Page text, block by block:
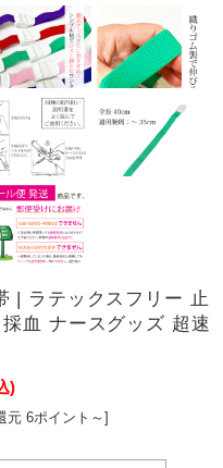
| ラテックスフリー 止
血 ナースグッズ 超速
)
元 6ポイント～]